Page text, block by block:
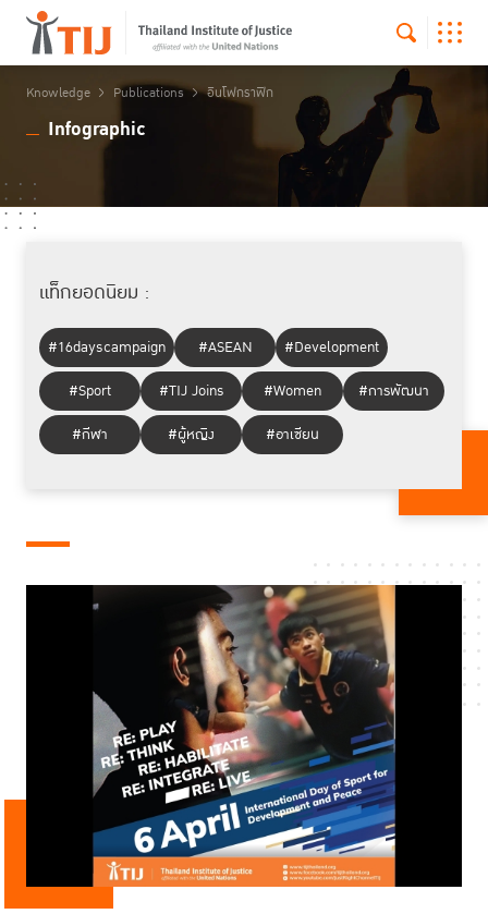
Knowledge Publications อินโฟกราฟิก
Infographic
แท็กยอดนิยม :
#16dayscampaign #ASEAN
#Development
#Sport
#TIJ Joins #Women
#การพัฒนา
#กีฬา
#ผู้หญิง #อาเซียน